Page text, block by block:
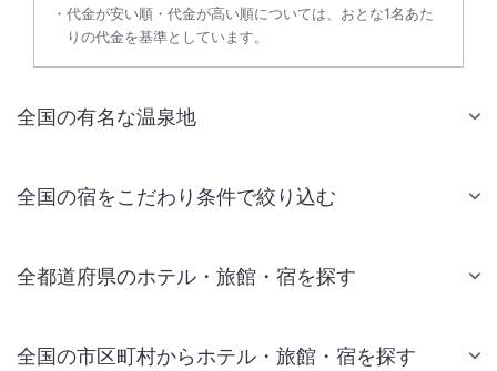
代金が安い順・代金が高い順については、おとな1名あた
りの代金を基準としています。
全国の有名な温泉地
全国の宿をこだわり条件で絞り込む
全都道府県のホテル・旅館・宿を探す
全国の市区町村からホテル・旅館・宿を探す